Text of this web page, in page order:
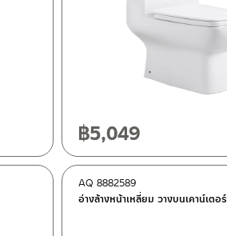
฿5,049
อ่างล้างหน้าเหลี่ยม วางบนเคาน์เตอร์
AQ 8882589